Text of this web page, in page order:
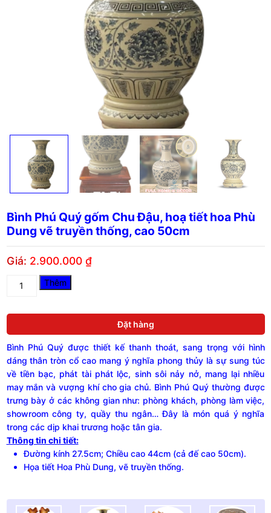
Bình Phú Quý gốm Chu Đậu, hoạ tiết hoa Phù
Dung vẽ truyền thống, cao 50cm
Giá: 2.900.000 ₫
Bình Phú Quý được thiết kế thanh thoát, sang trọng với hình
dáng thân tròn cổ cao mang ý nghĩa phong thủy là sự sung túc
về tiền bạc, phát tài phát lộc, sinh sôi nảy nở, mang lại nhiều
may mắn và vượng khí cho gia chủ. Bình Phú Quý thường được
trưng bày ở các không gian như: phòng khách, phòng làm việc,
showroom công ty, quầy thu ngân… Đây là món quá ý nghĩa
trong các dịp khai trương hoặc tân gia.
Thông tin chi tiết:
Đường kính 27.5cm; Chiều cao 44cm (cả đế cao 50cm).
Họa tiết Hoa Phù Dung, vẽ truyền thống.
Bình
gốm
Đậu,
hoạ
tiết
hoa
Phù
Dung
vẽ
truyền
thống,
cao
50cm
quantity
Thêm
Đặt hàng